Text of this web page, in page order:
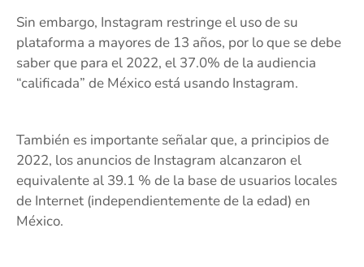
Sin embargo, Instagram restringe el uso de su
plataforma a mayores de 13 años, por lo que se debe
saber que para el 2022, el 37.0% de la audiencia
“calificada” de México está usando Instagram.
También es importante señalar que, a principios de
2022, los anuncios de Instagram alcanzaron el
equivalente al 39.1 % de la base de usuarios locales
de Internet (independientemente de la edad) en
México.